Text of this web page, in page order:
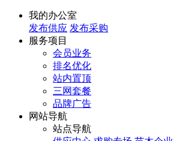
我的办公室
发布供应 发布采购
服务项目
会员业务
排名优化
站内置顶
三网套餐
品牌广告
网站导航
站点导航